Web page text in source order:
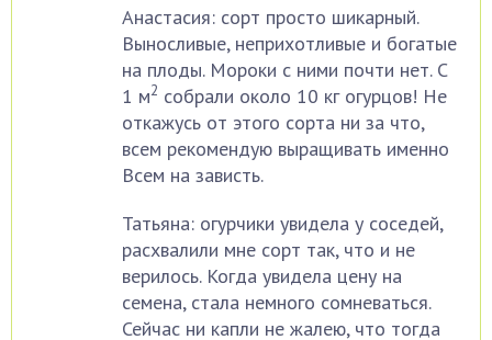
Анастасия: сорт просто шикарный.
Выносливые, неприхотливые и богатые
на плоды. Мороки с ними почти нет. С
1 м2 собрали около 10 кг огурцов! Не
откажусь от этого сорта ни за что,
всем рекомендую выращивать именно
Всем на зависть.
Татьяна: огурчики увидела у соседей,
расхвалили мне сорт так, что и не
верилось. Когда увидела цену на
семена, стала немного сомневаться.
Сейчас ни капли не жалею, что тогда